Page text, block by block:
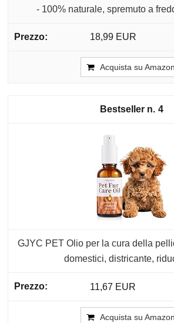
- 100% naturale, spremuto a
18,99 EUR
Acquista su Amazon
4
GJYC PET Olio per la cura della
domestici, districante,
11,67 EUR
Acquista su Amazon